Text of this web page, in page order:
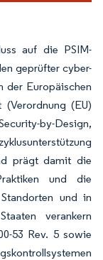
auf die PSIM-
geprüfter cyber-
der Europäischen
(EU)
by-Design,
prägt damit die
und die
und in
verankern
53 Rev. 5 sowie